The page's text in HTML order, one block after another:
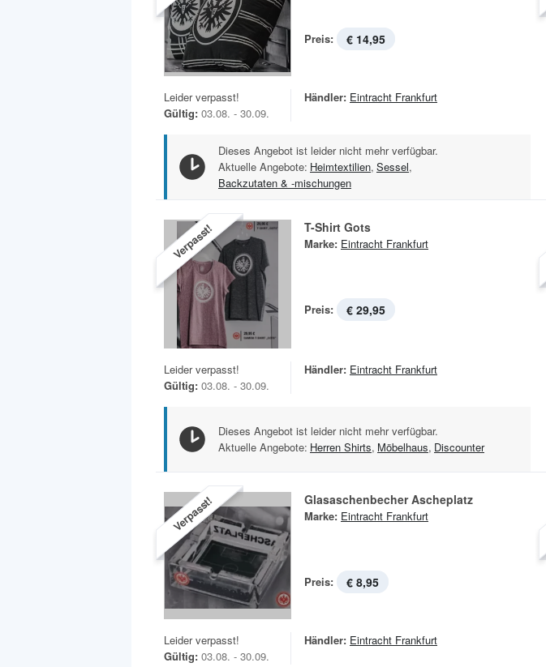
Preis: € 14,95
Leider verpasst!
Gültig: 03.08. - 30.09.
Händler: Eintracht Frankfurt
Dieses Angebot ist leider nicht mehr verfügbar.
Aktuelle Angebote: Heimtextilien, Sessel,
Backzutaten & -mischungen
Verpasst! T-Shirt Gots
Marke: Eintracht Frankfurt
Preis: € 29,95
Leider verpasst!
Gültig: 03.08. - 30.09.
Händler: Eintracht Frankfurt
Dieses Angebot ist leider nicht mehr verfügbar.
Aktuelle Angebote: Herren Shirts, Möbelhaus, Discounter
Verpasst! Glasaschenbecher Ascheplatz
Marke: Eintracht Frankfurt
Preis: € 8,95
Leider verpasst!
Gültig: 03.08. - 30.09.
Händler: Eintracht Frankfurt